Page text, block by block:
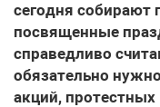
сегодня собирают
посвященные
справедливо
обязательно
акций,